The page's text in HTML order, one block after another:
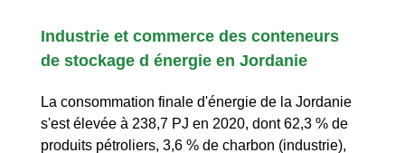
Industrie et commerce des conteneurs
de stockage d énergie en Jordanie
La consommation finale d'énergie de la Jordanie
s'est élevée à 238,7 PJ en 2020, dont 62,3 % de
produits pétroliers, 3,6 % de charbon (industrie),